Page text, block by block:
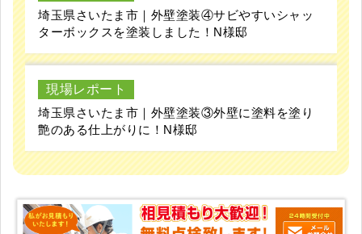
埼玉県さいたま市｜外壁塗装④サビやすいシャッ
ターボックスを塗装しました！N様邸
現場レポート
埼玉県さいたま市｜外壁塗装③外壁に塗料を塗り
艶のある仕上がりに！N様邸